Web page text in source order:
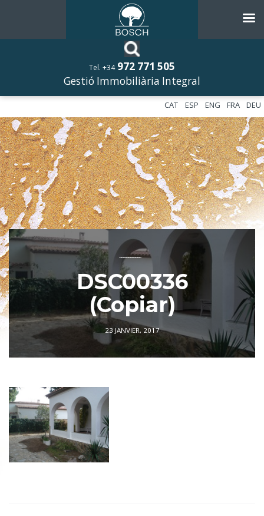
Tel. +34 972 771 505
Gestió Immobiliària Integral
DEU
FRA
ENG
ESP
CAT
––––––––––––
DSC00336
(Copiar)
23 JANVIER, 2017